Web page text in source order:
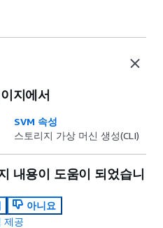
지에서
SVM 속성
스토리지 가상 머신 생성(CLI)
내용이 도움이 되었습니
아니요
제공